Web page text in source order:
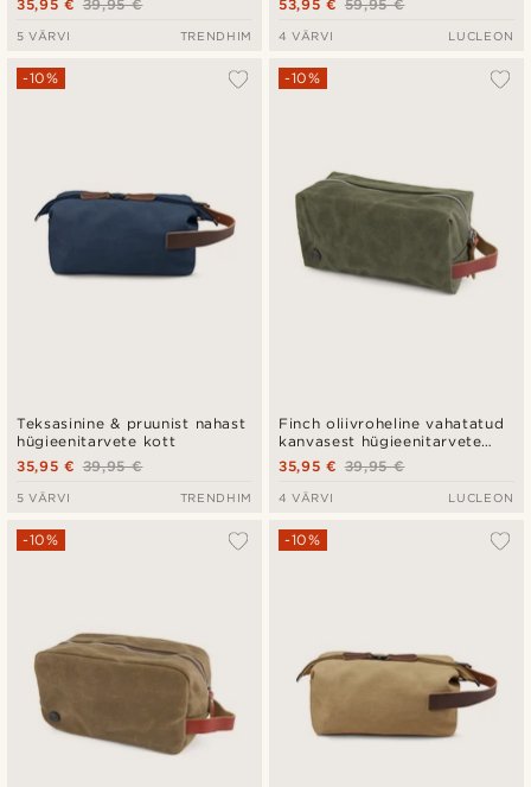
39,95 €
35,95 €
5 VÄRVI TRENDHIM
59,95 €
53,95 €
4 VÄRVI LUCLEON
Teksasinine & pruunist nahast
hügieenitarvete kott
-10%
39,95 €
35,95 €
5 VÄRVI TRENDHIM
Finch oliivroheline vahatatud
kanvasest hügieenitarvete
kott
-10%
39,95 €
35,95 €
4 VÄRVI LUCLEON
-10% -10%